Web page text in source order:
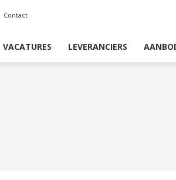
Contact
VACATURES LEVERANCIERS